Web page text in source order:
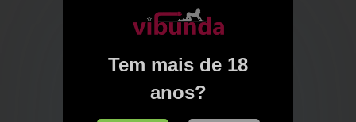
Tem mais de 18
anos?